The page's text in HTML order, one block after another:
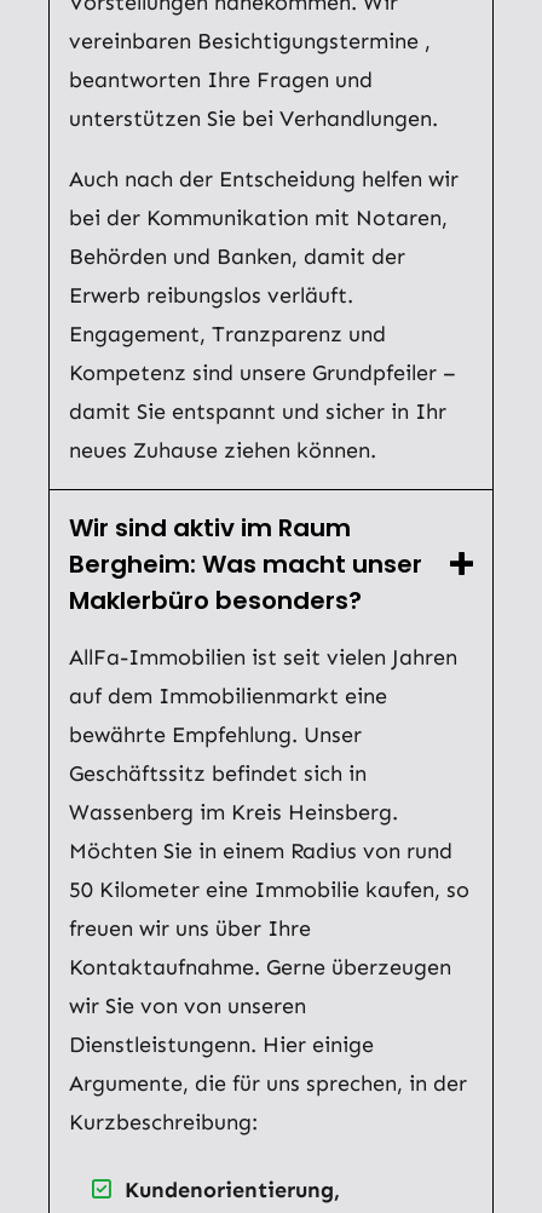
vereinbaren Besichtigungstermine ,
beantworten Ihre Fragen und
unterstützen Sie bei Verhandlungen.
Auch nach der Entscheidung helfen wir
bei der Kommunikation mit Notaren,
Behörden und Banken, damit der
Erwerb reibungslos verläuft.
Engagement, Tranzparenz und
Kompetenz sind unsere Grundpfeiler –
damit Sie entspannt und sicher in Ihr
neues Zuhause ziehen können.
Wir sind aktiv im Raum
Bergheim: Was macht unser
Maklerbüro besonders?
AllFa-Immobilien ist seit vielen Jahren
auf dem Immobilienmarkt eine
bewährte Empfehlung. Unser
Geschäftssitz befindet sich in
Wassenberg im Kreis Heinsberg.
Möchten Sie in einem Radius von rund
50 Kilometer eine Immobilie kaufen, so
freuen wir uns über Ihre
Kontaktaufnahme. Gerne überzeugen
wir Sie von von unseren
Dienstleistungenn. Hier einige
Argumente, die für uns sprechen, in der
Kurzbeschreibung:
Kundenorientierung,